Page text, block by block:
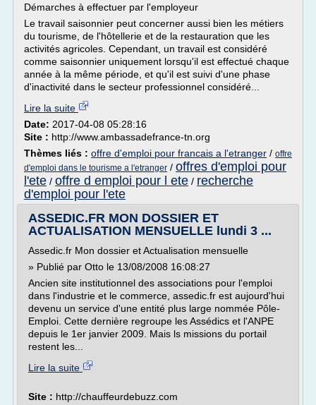
Démarches à effectuer par l'employeur
Le travail saisonnier peut concerner aussi bien les métiers
du tourisme, de l'hôtellerie et de la restauration que les
activités agricoles. Cependant, un travail est considéré
comme saisonnier uniquement lorsqu'il est effectué chaque
année à la même période, et qu'il est suivi d'une phase
d'inactivité dans le secteur professionnel considéré...
Lire la suite
Date: 2017-04-08 05:28:16
Site : http://www.ambassadefrance-tn.org
Thèmes liés : offre d'emploi pour francais a l'etranger / offre
d'emploi dans le tourisme a l'etranger / offres d'emploi pour
l'ete / offre d emploi pour l ete / recherche
d'emploi pour l'ete
ASSEDIC.FR MON DOSSIER ET
ACTUALISATION MENSUELLE lundi 3 ...
Assedic.fr Mon dossier et Actualisation mensuelle
» Publié par Otto le 13/08/2008 16:08:27
Ancien site institutionnel des associations pour l'emploi
dans l'industrie et le commerce, assedic.fr est aujourd'hui
devenu un service d'une entité plus large nommée Pôle-
Emploi. Cette dernière regroupe les Assédics et l'ANPE
depuis le 1er janvier 2009. Mais ls missions du portail
restent les...
Lire la suite
Site : http://chauffeurdebuzz.com